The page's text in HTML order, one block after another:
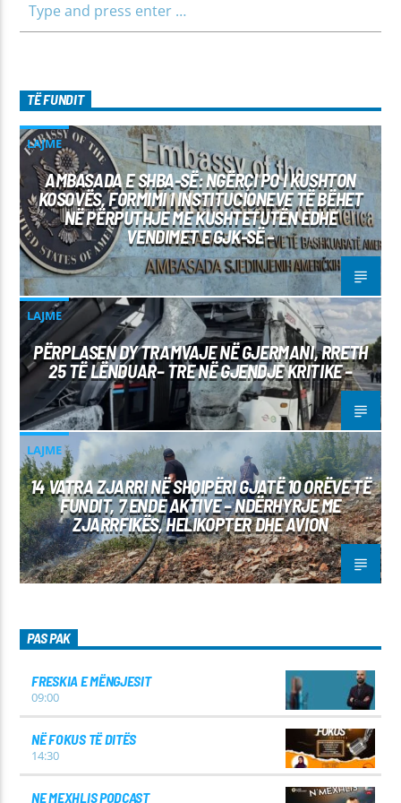
TË FUNDIT
LAJME
AMBASADA E SHBA-SË: NGËRÇI PO I KUSHTON
KOSOVËS, FORMIMI I INSTITUCIONEVE TË BËHET
NË PËRPUTHJE ME KUSHTETUTËN EDHE
VENDIMET E GJK-SË –
LAJME
PËRPLASEN DY TRAMVAJE NË GJERMANI, RRETH
25 TË LËNDUAR– TRE NË GJENDJE KRITIKE –
LAJME
14 VATRA ZJARRI NË SHQIPËRI GJATË 10 ORËVE TË
FUNDIT, 7 ENDE AKTIVE – NDËRHYRJE ME
ZJARRFIKËS, HELIKOPTER DHE AVION
PAS PAK
FRESKIA E MËNGJESIT
09:00
NË FOKUS TË DITËS
14:30
NE MEXHLIS PODCAST